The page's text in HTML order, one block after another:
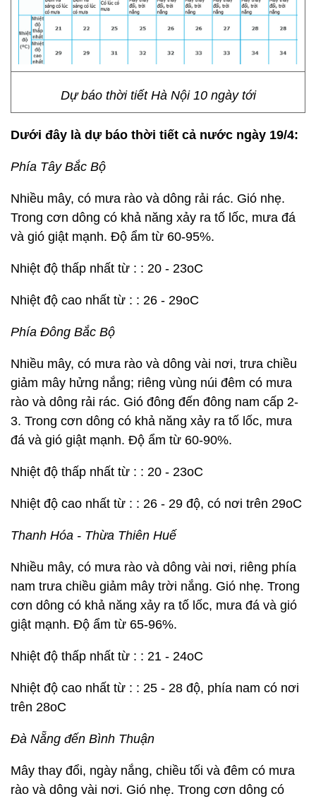
Dự báo thời tiết Hà Nội 10 ngày tới
Dưới đây là dự báo thời tiết cả nước ngày 19/4:
Phía Tây Bắc Bộ
Nhiều mây, có mưa rào và dông rải rác. Gió nhẹ.
Trong cơn dông có khả năng xảy ra tố lốc, mưa đá
và gió giật mạnh. Độ ẩm từ 60-95%.
Nhiệt độ thấp nhất từ : : 20 - 23oC
Nhiệt độ cao nhất từ : : 26 - 29oC
Phía Đông Bắc Bộ
Nhiều mây, có mưa rào và dông vài nơi, trưa chiều
giảm mây hửng nắng; riêng vùng núi đêm có mưa
rào và dông rải rác. Gió đông đến đông nam cấp 2-
3. Trong cơn dông có khả năng xảy ra tố lốc, mưa
đá và gió giật mạnh. Độ ẩm từ 60-90%.
Nhiệt độ thấp nhất từ : : 20 - 23oC
Nhiệt độ cao nhất từ : : 26 - 29 độ, có nơi trên 29oC
Thanh Hóa - Thừa Thiên Huế
Nhiều mây, có mưa rào và dông vài nơi, riêng phía
nam trưa chiều giảm mây trời nắng. Gió nhẹ. Trong
cơn dông có khả năng xảy ra tố lốc, mưa đá và gió
giật mạnh. Độ ẩm từ 65-96%.
Nhiệt độ thấp nhất từ : : 21 - 24oC
Nhiệt độ cao nhất từ : : 25 - 28 độ, phía nam có nơi
trên 28oC
Đà Nẵng đến Bình Thuận
Mây thay đổi, ngày nắng, chiều tối và đêm có mưa
rào và dông vài nơi. Gió nhẹ. Trong cơn dông có